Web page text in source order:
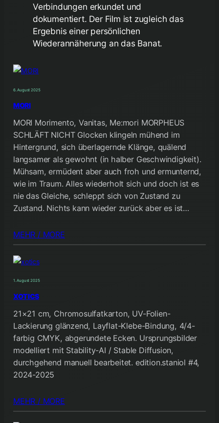
Verbindungen erkundet und
dokumentiert. Der Film ist zugleich das
Ergebnis einer persönlichen
Wiederannäherung an das Banat.
6. August 2025
MORI
MORI Morimento, Vanitas, Me:mori MORPHEUS
SCHLÄFT NICHT Glocken klingeln mühend im
Hintergrund, sich überlagernde Klänge, quälend
langsamer als gewohnt (in halber Geschwindigkeit).
Mühsam, ermüdent aber auch froh und ermunternd,
wie im Traum. Alles wiederholt sich und doch ist es
nie das Gleiche, schleppt sich von Zustand zu
Zustand. Nichts kann wieder zurück aber es ist…
MEHR / MORE
1. August 2025
XOTICS
21×21 cm, Chromosulfatkarton, UV-Folien-
Lackierung glänzend, Layflat-Klebe-Bindung, 4/4-
farbig CMYK, abgerundete Ecken. Ursprungsbilder
modelliert mit Stability-AI / Stable Diffusion,
durchgehend manuell bearbeitet. edition.staniol #4,
2024-2025
MEHR / MORE